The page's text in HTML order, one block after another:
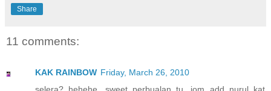
Share
11 comments:
KAK RAINBOW Friday, March 26, 2010